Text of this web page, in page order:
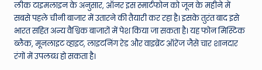
लीक टाइमलाइन के अनुसार, ऑनर इस स्मार्टफोन को जून के महीने में
सबसे पहले चीनी बाजार में उतारने की तैयारी कर रहा है। इसके तुरंत बाद इसे
भारत सहित अन्य वैश्विक बाजारों में पेश किया जा सकता है। यह फोन मिस्टिक
ब्लैक, मूनलाइट व्हाइट, लाइटनिंग रेड और वाइब्रेंट ऑरेंज जैसे चार शानदार
रंगों में उपलब्ध हो सकता है।